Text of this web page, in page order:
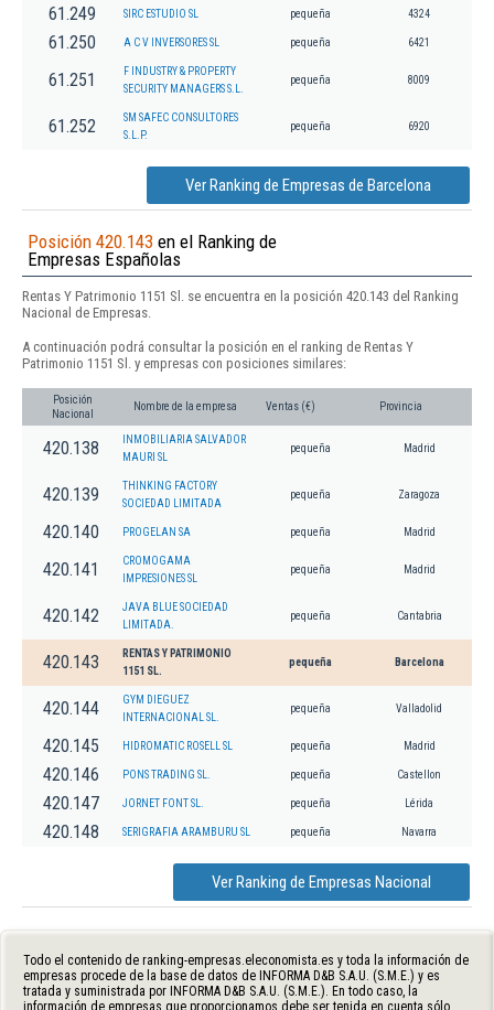
61.249 SIRC ESTUDIO SL pequeña 4324
61.250 A C V INVERSORES SL pequeña 6421
61.251
F INDUSTRY & PROPERTY
SECURITY MANAGERS S.L.
pequeña 8009
61.252
SM SAFEC CONSULTORES
S.L.P.
pequeña 6920
Ver Ranking de Empresas de Barcelona
Posición 420.143 en el Ranking de
Empresas Españolas
Rentas Y Patrimonio 1151 Sl. se encuentra en la posición 420.143 del Ranking
Nacional de Empresas.
A continuación podrá consultar la posición en el ranking de Rentas Y
Patrimonio 1151 Sl. y empresas con posiciones similares:
Posición
Nacional
Nombre de la empresa Ventas (€) Provincia
420.138
INMOBILIARIA SALVADOR
MAURI SL
pequeña Madrid
420.139
THINKING FACTORY
SOCIEDAD LIMITADA
pequeña Zaragoza
420.140 PROGELAN SA pequeña Madrid
420.141
CROMOGAMA
IMPRESIONES SL
pequeña Madrid
420.142
JAVA BLUE SOCIEDAD
LIMITADA.
pequeña Cantabria
420.143
RENTAS Y PATRIMONIO
1151 SL.
pequeña Barcelona
420.144
GYM DIEGUEZ
INTERNACIONAL SL.
pequeña Valladolid
420.145 HIDROMATIC ROSELL SL pequeña Madrid
420.146 PONS TRADING SL. pequeña Castellon
420.147 JORNET FONT SL. pequeña Lérida
420.148 SERIGRAFIA ARAMBURU SL pequeña Navarra
Ver Ranking de Empresas Nacional
Todo el contenido de ranking-empresas.eleconomista.es y toda la información de
empresas procede de la base de datos de INFORMA D&B S.A.U. (S.M.E.) y es
tratada y suministrada por INFORMA D&B S.A.U. (S.M.E.). En todo caso, la
información de empresas que proporcionamos debe ser tenida en cuenta sólo